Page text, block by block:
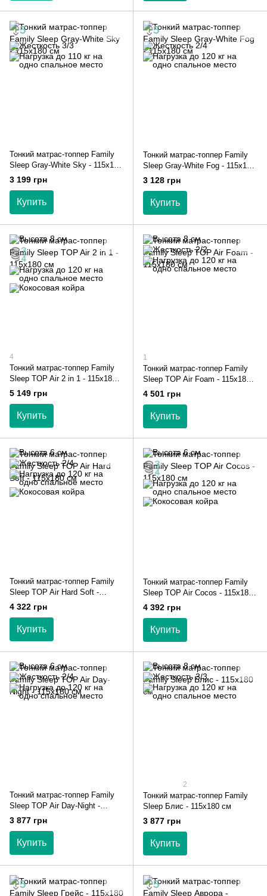
Тонкий матрас-топпер Family
Sleep Gray-White Sky - 115х180
см
3 199 грн
Купить
Тонкий матрас-топпер Family
Sleep Gray-White Fog - 115х180
см
3 128 грн
Купить
4
Тонкий матрас-топпер Family
Sleep TOP Air 2 in 1 - 115х180
см
5 149 грн
Купить
1
Тонкий матрас-топпер Family
Sleep TOP Air Foam - 115х180
см
4 501 грн
Купить
Тонкий матрас-топпер Family
Sleep TOP Air Hard Soft -
115х180 см
4 322 грн
Купить
Тонкий матрас-топпер Family
Sleep TOP Air Cocos - 115х180
см
4 392 грн
Купить
Тонкий матрас-топпер Family
Sleep TOP Air Day-Night -
115х180 см
3 877 грн
Купить
2
Тонкий матрас-топпер Family
Sleep Блис - 115х180 см
3 877 грн
Купить